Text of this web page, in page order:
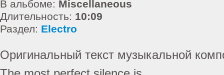
В альбоме: Miscellaneous
Длительность: 10:09
Раздел: Electro
Оригинальный текст музыкальной